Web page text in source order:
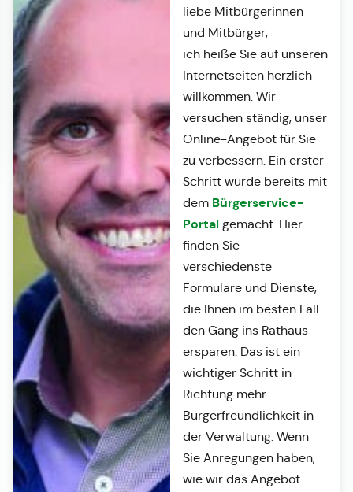
liebe Mitbürgerinnen
und Mitbürger,
ich heiße Sie auf unseren
Internetseiten herzlich
willkommen. Wir
versuchen ständig, unser
Online-Angebot für Sie
zu verbessern. Ein erster
Schritt wurde bereits mit
dem Bürgerservice-
Portalgemacht. Hier
finden Sie
verschiedenste
Formulare und Dienste,
die Ihnen im besten Fall
den Gang ins Rathaus
ersparen. Das ist ein
wichtiger Schritt in
Richtung mehr
Bürgerfreundlichkeit in
der Verwaltung. Wenn
Sie Anregungen haben,
wie wir das Angebot